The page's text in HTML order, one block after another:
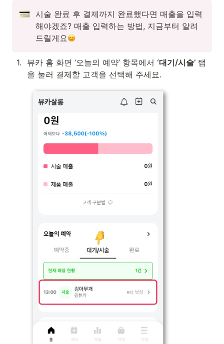
시술 완료 후 결제까지 완료했다면 매출을 입력
해야겠죠? 매출 입력하는 방법, 지금부터 알려
드릴게요
1. 뷰카 홈 화면 ‘오늘의 예약’ 항목에서 ‘대기/시술’ 탭
을 눌러 결제할 고객을 선택해 주세요.